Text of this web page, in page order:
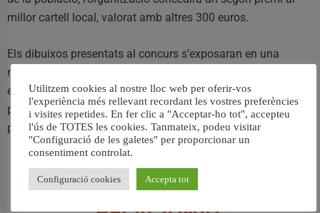
millor cartell local, valorat amb altres 300 euros.
Els dibuixos presentats al concurs s’exposaran en una
mostra pública que s’inaugurarà en un acte que se celebrarà
el pròxim 7 de març en el Centre Cultural i en el qual està
prevista el lliurament de premis, sempre que la persona o
persones guardonades puguen assistir a aquest.
Utilitzem cookies al nostre lloc web per oferir-vos
l'experiència més rellevant recordant les vostres preferències
i visites repetides. En fer clic a "Acceptar-ho tot", accepteu
l'ús de TOTES les cookies. Tanmateix, podeu visitar
"Configuració de les galetes" per proporcionar un
consentiment controlat.
Configuració cookies Accepta tot